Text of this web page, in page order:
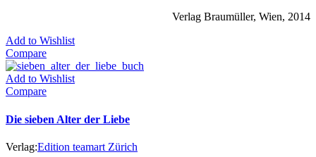
Verlag Braumüller, Wien, 2014
Add to Wishlist
Compare
Add to Wishlist
Compare
Die sieben Alter der Liebe
Verlag:Edition teamart Zürich